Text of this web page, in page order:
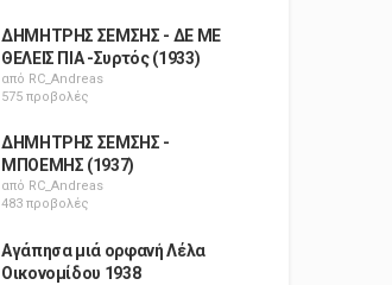
ΔΗΜΗΤΡΗΣ ΣΕΜΣΗΣ - ΔΕ ΜΕ
ΘΕΛΕΙΣ ΠΙΑ -Συρτός (1933)
από RC_Andreas
575 προβολές
ΔΗΜΗΤΡΗΣ ΣΕΜΣΗΣ -
ΜΠΟΕΜΗΣ (1937)
από RC_Andreas
483 προβολές
Αγάπησα μιά ορφανή Λέλα
Οικονομίδου 1938